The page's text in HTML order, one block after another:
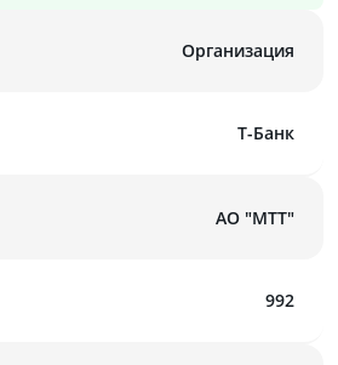
Организация
Т-Банк
АО "МТТ"
992